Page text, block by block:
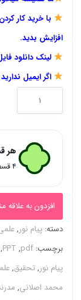
بود.
با خرید کار
افزایش بدید.
لینک دانلود
اگر ایمیل
کتاب
اسلامی
محمد
اصلانی
+
قابل
سرچ
عدد
هر
۴ قسط ماهانه. بدون سود، چک و ضامن.
افزدون به علاقه
دسته: پیام نور,
برچسب: pdf
,
PPT
,
پیام نور,تحقیق,
محمد اصلانی,